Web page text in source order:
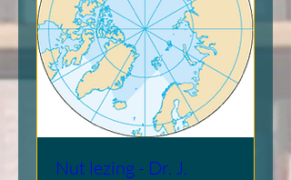
Nut lezing - Dr. J.